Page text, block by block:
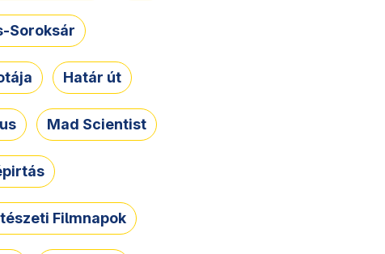
Soroksár
Határ út
Mad Scientist
Filmnapok